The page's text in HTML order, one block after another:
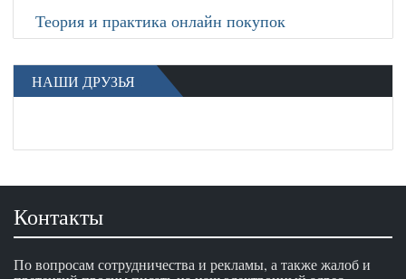
Теория и практика онлайн покупок
НАШИ ДРУЗЬЯ
Контакты
По вопросам сотрудничества и рекламы, а также жалоб и